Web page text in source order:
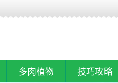
多肉植物 技巧攻略